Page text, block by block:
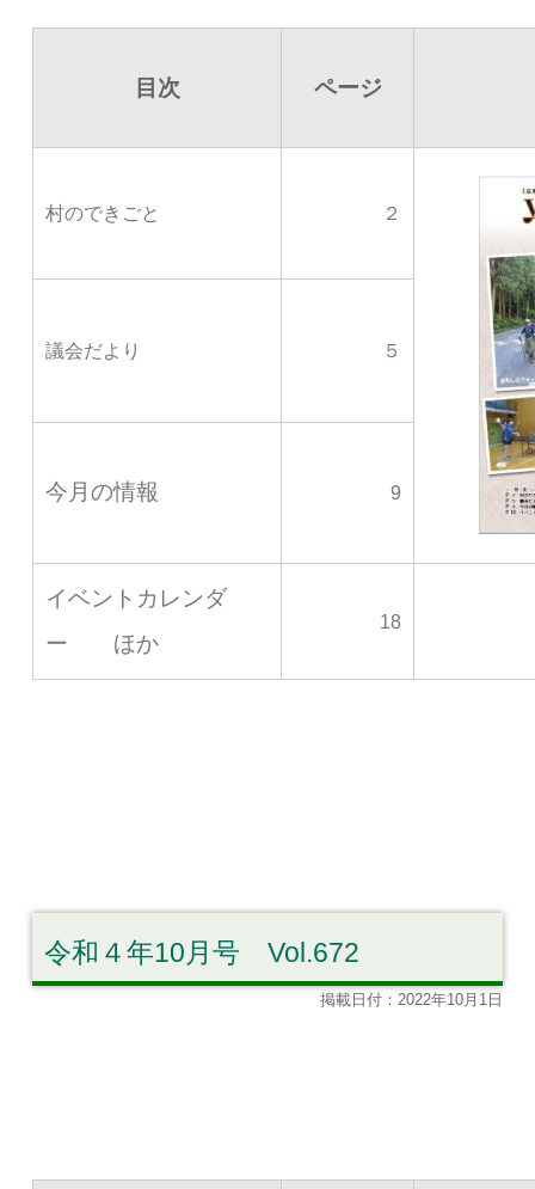
目次 ページ
村のできごと ２
議会だより ５
今月の情報 9
イベントカレンダ
ー ほか
18
令和４年10月号 Vol.672
掲載日付：2022年10月1日